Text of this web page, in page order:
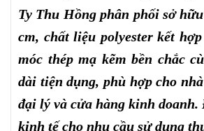
Ty Thu Hồng phân phối sở
cm, chất liệu polyester kết
móc thép mạ kẽm bền chắc
dài tiện dụng, phù hợp cho
đại lý và cửa hàng kinh
kinh tế cho nhu cầu sử dụng